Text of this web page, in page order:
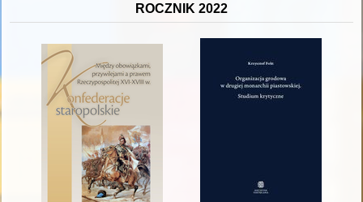
ROCZNIK 2022